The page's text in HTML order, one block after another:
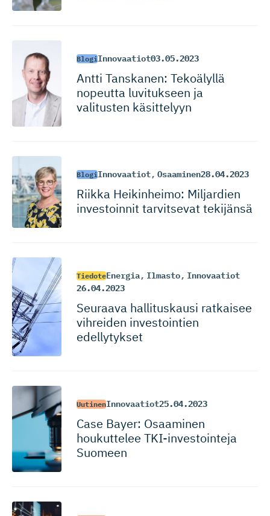
BlogiInnovaatiot03.05.2023
Antti Tanskanen: Tekoälyllä
nopeutta luvitukseen ja
valitusten käsittelyyn
BlogiInnovaatiot, Osaaminen28.04.2023
Riikka Heikinheimo: Miljardien
investoinnit tarvitsevat tekijänsä
TiedoteEnergia, Ilmasto, Innovaatiot
26.04.2023
Seuraava hallituskausi ratkaisee
vihreiden investointien
edellytykset
UutinenInnovaatiot25.04.2023
Case Bayer: Osaaminen
houkuttelee TKI-inves­tointeja
Suomeen